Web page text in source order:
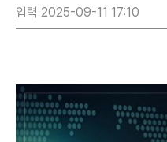
입력 2025-09-11 17:10